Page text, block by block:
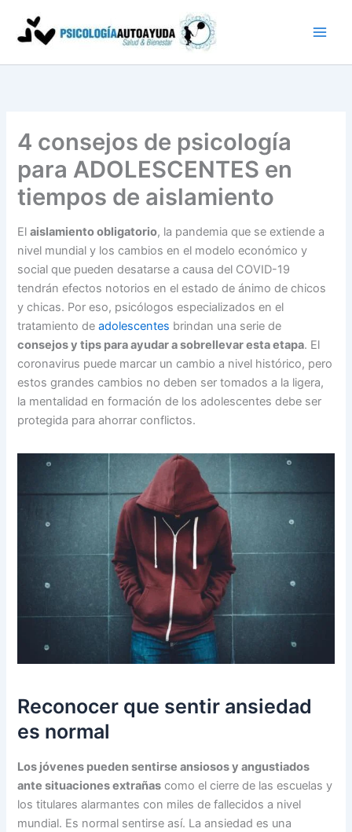
contenido
4 consejos de psicología
para ADOLESCENTES en
tiempos de aislamiento
Elaislamiento obligatorio, la pandemia que se extiende a
nivel mundial y los cambios en el modelo económico y
social que pueden desatarse a causa del COVID-19
tendrán efectos notorios en el estado de ánimo de chicos
y chicas. Por eso, psicólogos especializados en el
tratamiento deadolescentes brindan una serie de
consejos y tips para ayudar a sobrellevar esta etapa. El
coronavirus puede marcar un cambio a nivel histórico, pero
estos grandes cambios no deben ser tomados a la ligera,
la mentalidad en formación de los adolescentes debe ser
protegida para ahorrar conflictos.
Reconocer que sentir ansiedad
es normal
Los jóvenes pueden sentirse ansiosos y angustiados
ante situaciones extrañas como el cierre de las escuelas y
los titulares alarmantes con miles de fallecidos a nivel
mundial. Es normal sentirse así. La ansiedad es una